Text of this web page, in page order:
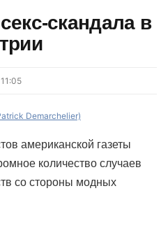
скандала в
11:05
Demarchelier)
американской газеты
количество случаев
со стороны модных